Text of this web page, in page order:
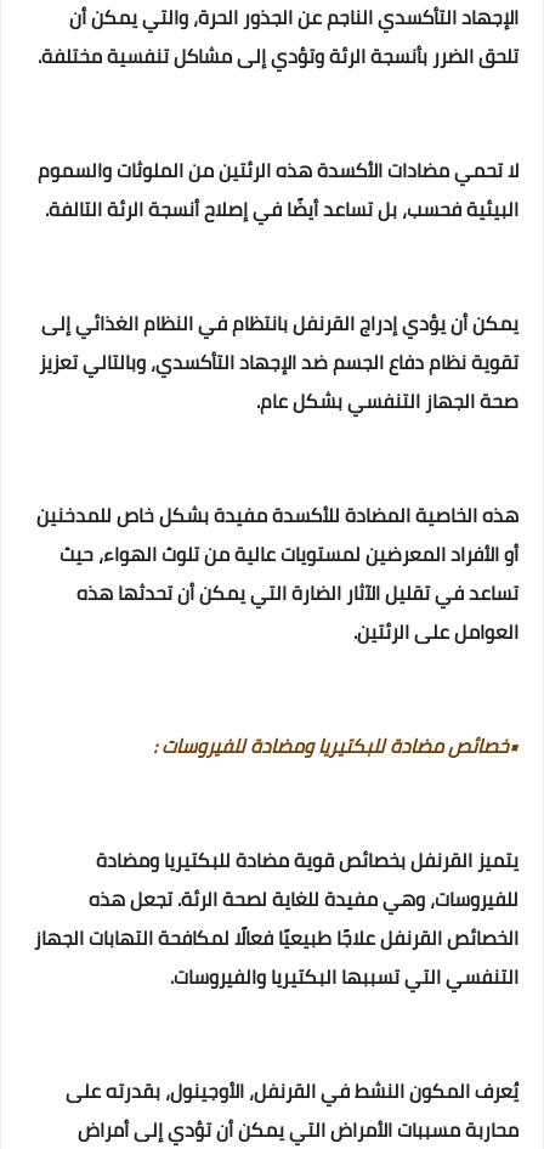
الإجهاد التأكسدي الناجم عن الجذور الحرة، والتي يمكن أن
تلحق الضرر بأنسجة الرئة وتؤدي إلى مشاكل تنفسية مختلفة.
لا تحمي مضادات الأكسدة هذه الرئتين من الملوثات والسموم
البيئية فحسب، بل تساعد أيضًا في إصلاح أنسجة الرئة التالفة.
يمكن أن يؤدي إدراج القرنفل بانتظام في النظام الغذائي إلى
تقوية نظام دفاع الجسم ضد الإجهاد التأكسدي، وبالتالي تعزيز
صحة الجهاز التنفسي بشكل عام.
هذه الخاصية المضادة للأكسدة مفيدة بشكل خاص للمدخنين
أو الأفراد المعرضين لمستويات عالية من تلوث الهواء، حيث
تساعد في تقليل الآثار الضارة التي يمكن أن تحدثها هذه
العوامل على الرئتين.
•خصائص مضادة للبكتيريا ومضادة للفيروسات :
يتميز القرنفل بخصائص قوية مضادة للبكتيريا ومضادة
للفيروسات، وهي مفيدة للغاية لصحة الرئة. تجعل هذه
الخصائص القرنفل علاجًا طبيعيًا فعالًا لمكافحة التهابات الجهاز
التنفسي التي تسببها البكتيريا والفيروسات.
يُعرف المكون النشط في القرنفل، الأوجينول، بقدرته على
محاربة مسببات الأمراض التي يمكن أن تؤدي إلى أمراض